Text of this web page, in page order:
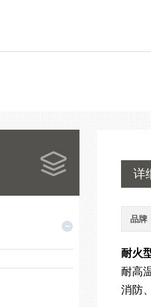
详
品牌
耐火
耐高
消防